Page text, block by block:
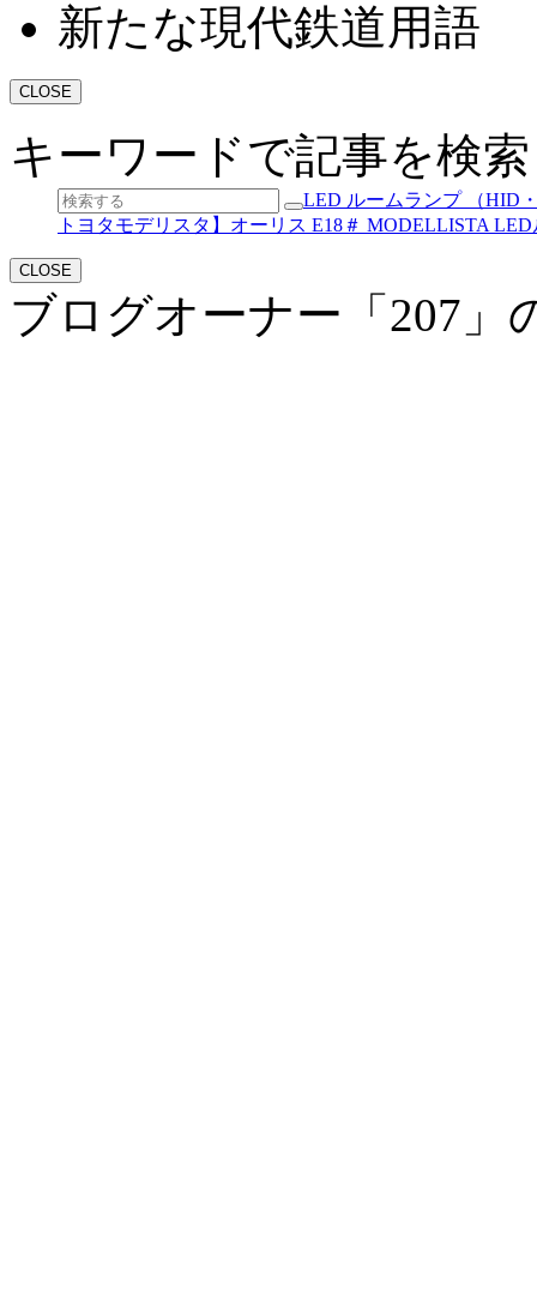
新たな現代鉄道用語
CLOSE
キーワードで記事を検索
LED ルームランプ （HID
トヨタモデリスタ】オーリス E18＃ MODELLISTA
CLOSE
ブログオーナー「207」